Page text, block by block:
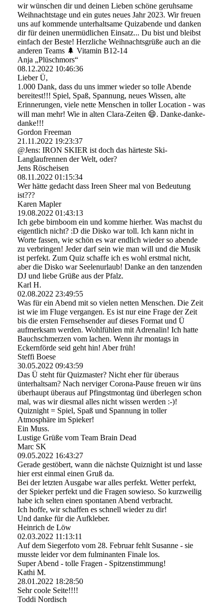
wir wünschen dir und deinen Lieben schöne geruhsame
Weihnachtstage und ein gutes neues Jahr 2023. Wir freuen
uns auf kommende unterhaltsame Quizabende und danken
dir für deinen unermüdlichen Einsatz... Du bist und bleibst
einfach der Beste! Herzliche Weihnachtsgrüße auch an die
anderen Teams 🌲 Vitamin B12-14
Anja „Plüschmors“
08.12.2022 10:46:36
Lieber Ü,
1.000 Dank, dass du uns immer wieder so tolle Abende
bereitest!!! Spiel, Spaß, Spannung, neues Wissen, alte
Erinnerungen, viele nette Menschen in toller Location - was
will man mehr! Wie in alten Clara-Zeiten 😄. Danke-danke-
danke!!!
Gordon Freeman
21.11.2022 19:23:37
@Jens: IRON SKIER ist doch das härteste Ski-
Langlaufrennen der Welt, oder?
Jens Röscheisen
08.11.2022 01:15:34
Wer hätte gedacht dass Ireen Sheer mal von Bedeutung
ist???
Karen Mapler
19.08.2022 01:43:13
Ich gebe birnboom ein und komme hierher. Was machst du
eigentlich nicht? :D die Disko war toll. Ich kann nicht in
Worte fassen, wie schön es war endlich wieder so abende
zu verbringen! Jeder darf sein wie man will und die Musik
ist perfekt. Zum Quiz schaffe ich es wohl erstmal nicht,
aber die Disko war Seelenurlaub! Danke an den tanzenden
DJ und liebe Grüße aus der Pfalz.
Karl H.
02.08.2022 23:49:55
Was für ein Abend mit so vielen netten Menschen. Die Zeit
ist wie im Fluge vergangen. Es ist nur eine Frage der Zeit
bis die ersten Fernsehsender auf dieses Format und Ü
aufmerksam werden. Wohlfühlen mit Adrenalin! Ich hatte
Bauchschmerzen vom lachen. Wenn ihr montags in
Eckernförde seid geht hin! Aber früh!
Steffi Boese
30.05.2022 09:43:59
Das Ü steht für Quizmaster? Nicht eher für überaus
ünterhaltsam? Nach nerviger Corona-Pause freuen wir üns
überhaupt überaus auf Pfingstmontag ünd überlegen schon
mal, was wir diesmal alles nicht wissen werden :-)!
Quiznight = Spiel, Spaß und Spannung in toller
Atmosphäre im Spieker!
Ein Muss.
Lustige Grüße vom Team Brain Dead
Marc SK
09.05.2022 16:43:27
Gerade gestöbert, wann die nächste Quiznight ist und lasse
hier erst einmal einen Gruß da.
Bei der letzten Ausgabe war alles perfekt. Wetter perfekt,
der Spieker perfekt und die Fragen sowieso. So kurzweilig
habe ich selten einen spontanen Abend verbracht.
Ich hoffe, wir schaffen es schnell wieder zu dir!
Und danke für die Aufkleber.
Heinrich de Löw
02.03.2022 11:13:11
Auf dem Siegerfoto vom 28. Februar fehlt Susanne - sie
musste leider vor dem fulminanten Finale los.
Super Abend - tolle Fragen - Spitzenstimmung!
Kathi M.
28.01.2022 18:28:50
Sehr coole Seite!!!!
Toddi Nordisch